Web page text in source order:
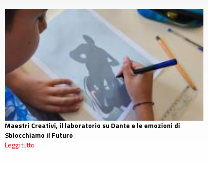
Maestri Creativi, il laboratorio su Dante e le emozioni di
Sblocchiamo il Futuro
Leggi tutto